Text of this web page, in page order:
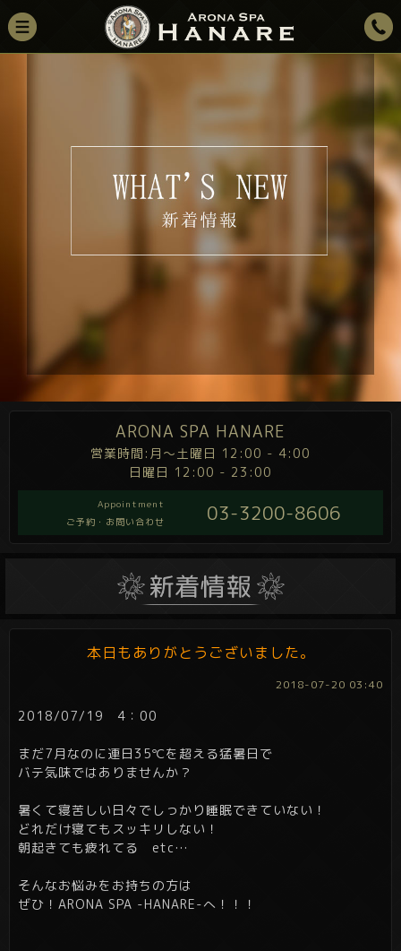
ARONA SPA HANARE
営業時間:月～土曜日 12:00 - 4:00
日曜日 12:00 - 23:00
Appointment
ご予約・お問い合わせ
03-3200-8606
本日もありがとうございました。
2018-07-20 03:40
2018/07/19 4：00
まだ7月なのに連日35℃を超える猛暑日で
バテ気味ではありませんか？
暑くて寝苦しい日々でしっかり睡眠できていない！
どれだけ寝てもスッキリしない！
朝起きても疲れてる etc…
そんなお悩みをお持ちの方は
ぜひ！ARONA SPA -HANARE-へ！！！